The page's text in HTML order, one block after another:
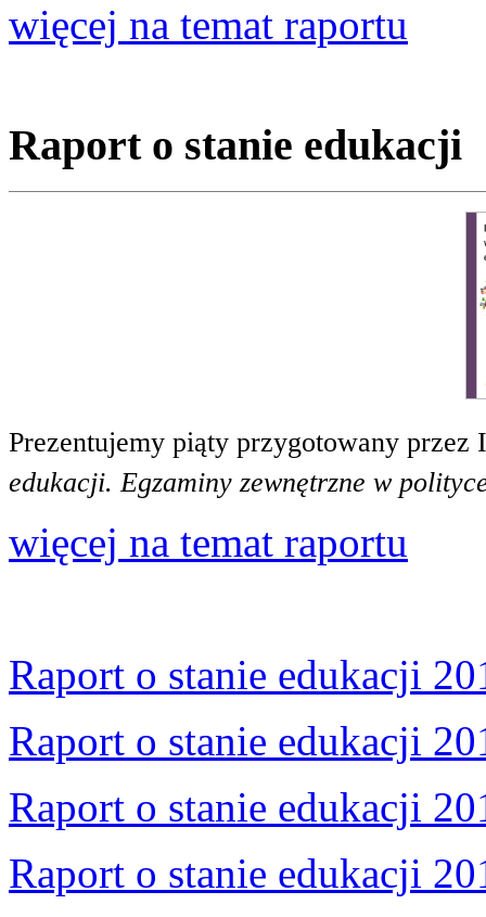
więcej na temat raportu
Raport o stanie edukacji
Prezentujemy piąty przygotowany
edukacji. Egzaminy zewnętrzne w
więcej na temat raportu
Raport o stanie edukacji
Raport o stanie edukacji
Raport o stanie edukacji
Raport o stanie edukacji